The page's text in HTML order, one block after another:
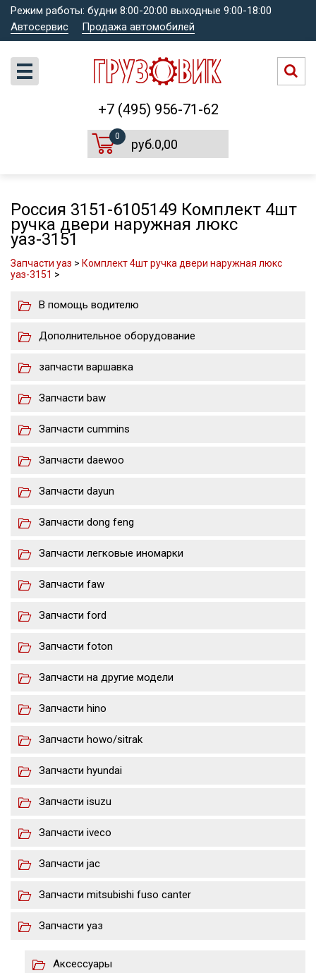
Режим работы: будни 8:00-20:00 выходные 9:00-18:00
Автосервис
Продажа автомобилей
+7 (495) 956-71-62
0
руб.0,00
Россия 3151-6105149 Комплект 4шт
ручка двери наружная люкс
уаз-3151
Запчасти уаз > Комплект 4шт ручка двери наружная люкс
уаз-3151 >
В помощь водителю
Дополнительное оборудование
запчасти варшавка
Запчасти baw
Запчасти cummins
Запчасти daewoo
Запчасти dayun
Запчасти dong feng
Запчасти легковые иномарки
Запчасти faw
Запчасти ford
Запчасти foton
Запчасти на другие модели
Запчасти hino
Запчасти howo/sitrak
Запчасти hyundai
Запчасти isuzu
Запчасти iveco
Запчасти jac
Запчасти mitsubishi fuso canter
Запчасти уаз
Аксессуары